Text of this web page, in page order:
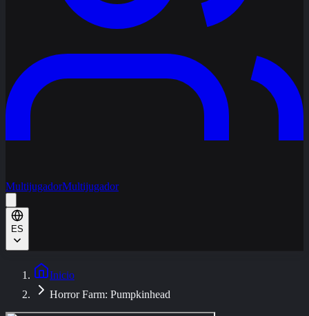
MultijugadorMultijugador
ES
Inicio
Horror Farm: Pumpkinhead